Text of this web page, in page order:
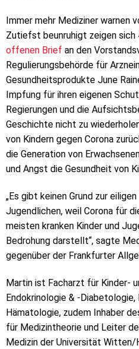
Immer mehr Mediziner warnen
Zutiefst beunruhigt zeigen
offenen Brief an den
Regulierungsbehörde für
Gesundheitsprodukte June
Impfung für ihren eigenen
Regierungen und die
Geschichte nicht zu
von Kindern gegen Corona
die Generation von
und Angst die Gesundheit von
„Es gibt keinen Grund zur
Jugendlichen, weil Corona für
meisten kranken Kinder und
Bedrohung darstellt“, sagte
gegenüber der Frankfurter
Martin ist Facharzt für Kinder-
Endokrinologie & -Diabetologie,
Hämatologie, zudem Inhaber
für Medizintheorie und Leiter
Medizin der Universität Witten/